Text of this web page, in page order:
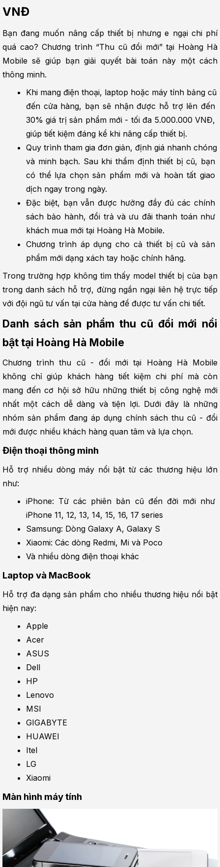
VNĐ
Bạn đang muốn nâng cấp thiết bị nhưng e ngại chi phí
quá cao? Chương trình “Thu cũ đổi mới” tại Hoàng Hà
Mobile sẽ giúp bạn giải quyết bài toán này một cách
thông minh.
Khi mang điện thoại, laptop hoặc máy tính bảng cũ
đến cửa hàng, bạn sẽ nhận được hỗ trợ lên đến
30% giá trị sản phẩm mới - tối đa 5.000.000 VNĐ,
giúp tiết kiệm đáng kể khi nâng cấp thiết bị.
Quy trình tham gia đơn giản, định giá nhanh chóng
và minh bạch. Sau khi thẩm định thiết bị cũ, bạn
có thể lựa chọn sản phẩm mới và hoàn tất giao
dịch ngay trong ngày.
Đặc biệt, bạn vẫn được hưởng đầy đủ các chính
sách bảo hành, đổi trả và ưu đãi thanh toán như
khách mua mới tại Hoàng Hà Mobile.
Chương trình áp dụng cho cả thiết bị cũ và sản
phẩm mới dạng xách tay hoặc chính hãng.
Trong trường hợp không tìm thấy model thiết bị của bạn
trong danh sách hỗ trợ, đừng ngần ngại liên hệ trực tiếp
với đội ngũ tư vấn tại cửa hàng để được tư vấn chi tiết.
Danh sách sản phẩm thu cũ đổi mới nổi
bật tại Hoàng Hà Mobile
Chương trình thu cũ - đổi mới tại Hoàng Hà Mobile
không chỉ giúp khách hàng tiết kiệm chi phí mà còn
mang đến cơ hội sở hữu những thiết bị công nghệ mới
nhất một cách dễ dàng và tiện lợi. Dưới đây là những
nhóm sản phẩm đang áp dụng chính sách thu cũ - đổi
mới được nhiều khách hàng quan tâm và lựa chọn.
Điện thoại thông minh
Hỗ trợ nhiều dòng máy nổi bật từ các thương hiệu lớn
như:
iPhone: Từ các phiên bản cũ đến đời mới như
iPhone 11, 12, 13, 14, 15, 16, 17 series
Samsung: Dòng Galaxy A, Galaxy S
Xiaomi: Các dòng Redmi, Mi và Poco
Và nhiều dòng điện thoại khác
Laptop và MacBook
Hỗ trợ đa dạng sản phẩm cho nhiều thương hiệu nổi bật
hiện nay:
Apple
Acer
ASUS
Dell
HP
Lenovo
MSI
GIGABYTE
HUAWEI
Itel
LG
Xiaomi
Màn hình máy tính